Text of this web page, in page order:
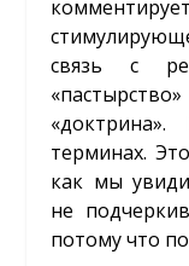
связь с
терминах.
как мы
не
потому что